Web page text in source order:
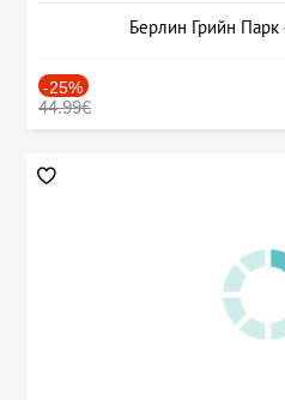
Берлин Грийн Парк
-25%
44.99€